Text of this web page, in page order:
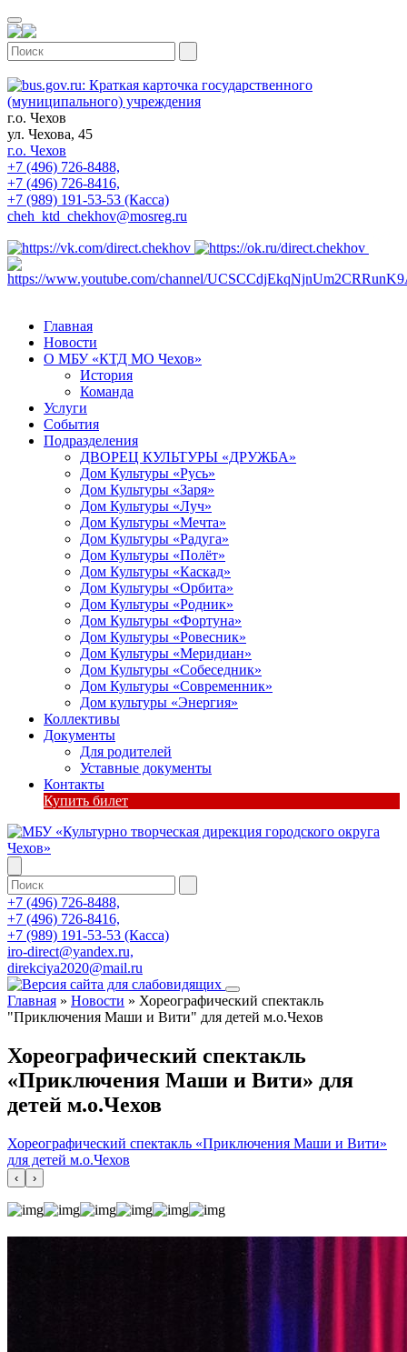
г.о. Чехов
ул. Чехова, 45
г.о. Чехов
+7 (496) 726-8488,
+7 (496) 726-8416,
+7 (989) 191-53-53 (Касса)
cheh_ktd_chekhov@mosreg.ru
Главная
Новости
О МБУ «КТД МО Чехов»
История
Команда
Услуги
События
Подразделения
ДВОРЕЦ КУЛЬТУРЫ «ДРУЖБА»
Дом Культуры «Русь»
Дом Культуры «Заря»
Дом Культуры «Луч»
Дом Культуры «Мечта»
Дом Культуры «Радуга»
Дом Культуры «Полёт»
Дом Культуры «Каскад»
Дом Культуры «Орбита»
Дом Культуры «Родник»
Дом Культуры «Фортуна»
Дом Культуры «Ровесник»
Дом Культуры «Меридиан»
Дом Культуры «Собеседник»
Дом Культуры «Современник»
Дом культуры «Энергия»
Коллективы
Документы
Для родителей
Уставные документы
Контакты
Купить билет
+7 (496) 726-8488,
+7 (496) 726-8416,
+7 (989) 191-53-53 (Касса)
iro-direct@yandex.ru,
direkciya2020@mail.ru
Главная » Новости » Хореографический спектакль
"Приключения Маши и Вити" для детей м.о.Чехов
Хореографический спектакль
«Приключения Маши и Вити» для
детей м.о.Чехов
Хореографический спектакль «Приключения Маши и Вити»
для детей м.о.Чехов
‹ ›